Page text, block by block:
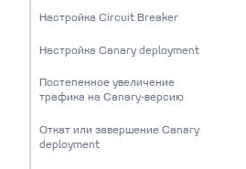
Настройка Circuit Breaker
Настройка Canary deployment
Постепенное увеличение
трафика на Canary-версию
Откат или завершение Canary
deployment